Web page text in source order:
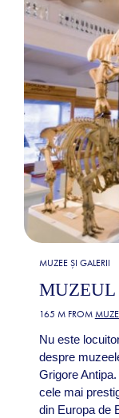
MUZEE ȘI GALERII
MUZEUL
165 M FROM
Nu este
despre
Grigore
cele mai
din Europa de